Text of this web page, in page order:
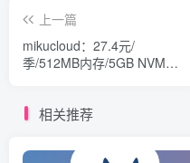
上一篇
mikucloud：27.4元/
季/512MB内存/5GB NVME
相关推荐